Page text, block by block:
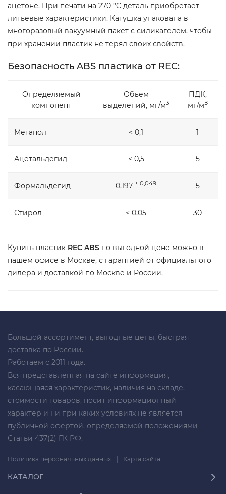
ацетоне. При печати на 270 °C деталь приобретает
литьевые характеристики. Катушка упакована в
многоразовый вакуумный пакет с силикагелем, чтобы
при хранении пластик не терял своих свойств.
Безопасность ABS пластика от REC:
Определяемый
компонент
Объем
выделений, мг/м3
ПДК,
мг/мЗ
Метанол < 0,1 1
Ацетальдегид < 0,5 5
Формальдегид 0,197 ± 0,049 5
Стирол < 0,05 30
Купить пластик REC ABS по выгодной цене можно в
нашем офисе в Москве, с гарантией от официального
дилера и доставкой по Москве и России.
Большой ассортимент, выгодные цены, быстрая
доставка по России.
Работаем с 2011 года.
Вся представленная на сайте информация,
касающаяся характеристик, наличия на складе,
стоимости товаров, носит информационный
характер и ни при каких условиях не является
публичной офертой, определяемой положениями
Статьи 437(2) ГК РФ.
Политика персональных данных | Карта сайта
КАТАЛОГ